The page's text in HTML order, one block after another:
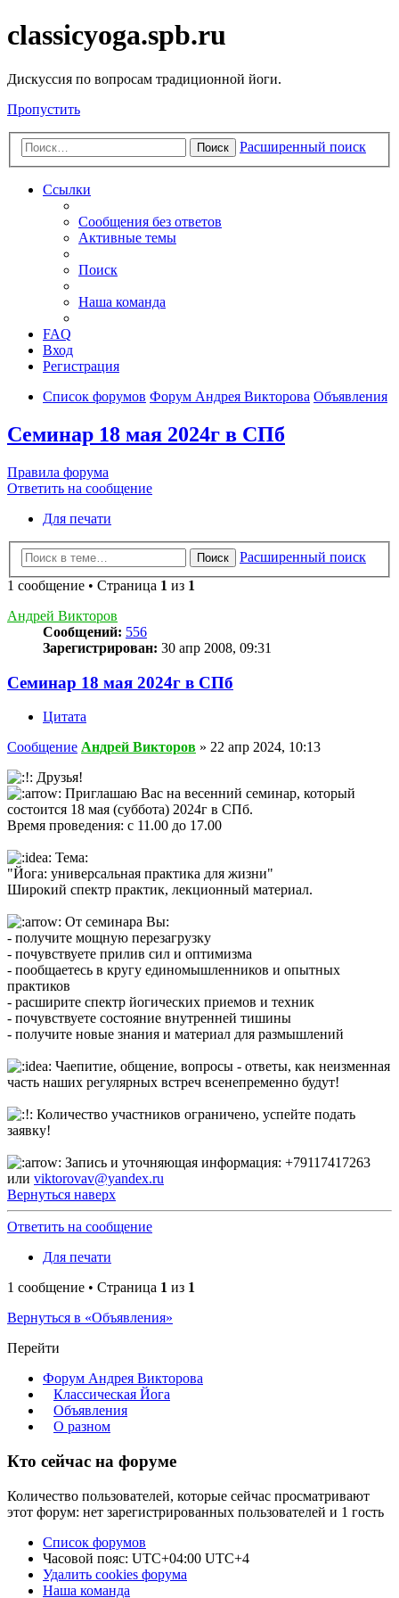
classicyoga.spb.ru
Дискуссия по вопросам традиционной йоги.
Пропустить
Поиск Расширенный поиск
Ссылки
Сообщения без ответов
Активные темы
Поиск
Наша команда
FAQ
Вход
Регистрация
Список форумов Форум Андрея Викторова Объявления
Семинар 18 мая 2024г в СПб
Правила форума
Ответить на сообщение
Для печати
Поиск
Расширенный поиск
1 сообщение • Страница 1 из 1
Андрей Викторов
Сообщений: 556
Зарегистрирован: 30 апр 2008, 09:31
Семинар 18 мая 2024г в СПб
Цитата
Сообщение Андрей Викторов » 22 апр 2024, 10:13
Друзья!
Приглашаю Вас на весенний семинар, который
состоится 18 мая (суббота) 2024г в СПб.
Время проведения: с 11.00 до 17.00
Тема:
"Йога: универсальная практика для жизни"
Широкий спектр практик, лекционный материал.
От семинара Вы:
- получите мощную перезагрузку
- почувствуете прилив сил и оптимизма
- пообщаетесь в кругу единомышленников и опытных
практиков
- расширите спектр йогических приемов и техник
- почувствуете состояние внутренней тишины
- получите новые знания и материал для размышлений
Чаепитие, общение, вопросы - ответы, как неизменная
часть наших регулярных встреч всенепременно будут!
Количество участников ограничено, успейте подать
заявку!
Запись и уточняющая информация: +79117417263
или viktorovav@yandex.ru
Вернуться наверх
Ответить на сообщение
Для печати
1 сообщение • Страница 1 из 1
Вернуться в «Объявления»
Перейти
Форум Андрея Викторова
Классическая Йога
Объявления
О разном
Кто сейчас на форуме
Количество пользователей, которые сейчас просматривают
этот форум: нет зарегистрированных пользователей и 1 гость
Список форумов
Часовой пояс: UTC+04:00 UTC+4
Удалить cookies форума
Наша команда